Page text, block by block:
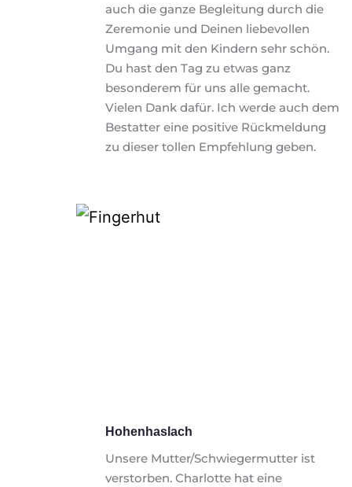
auch die ganze Begleitung durch die
Zeremonie und Deinen liebevollen
Umgang mit den Kindern sehr schön.
Du hast den Tag zu etwas ganz
besonderem für uns alle gemacht.
Vielen Dank dafür. Ich werde auch dem
Bestatter eine positive Rückmeldung
zu dieser tollen Empfehlung geben.
Hohenhaslach
Unsere Mutter/Schwiegermutter ist
verstorben. Charlotte hat eine